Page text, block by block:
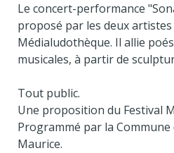
Le concert-performance
proposé par les deux
Médialudothèque. Il allie
musicales, à partir de
Tout public.
Une proposition du Festival
Programmé par la
Maurice.